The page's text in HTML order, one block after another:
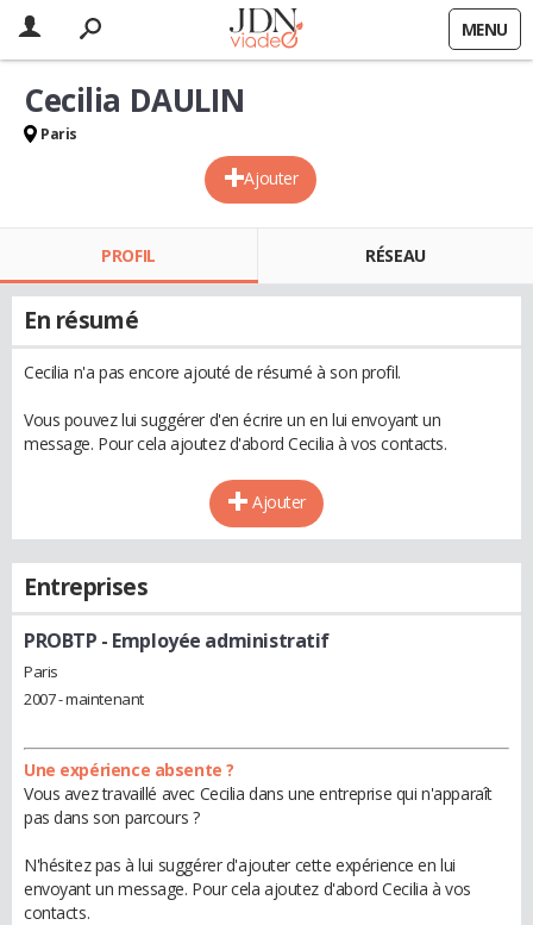
MENU
Ajouter
Cecilia DAULIN
Paris
PROFIL RÉSEAU
En résumé
Cecilia n'a pas encore ajouté de résumé à son profil.
Vous pouvez lui suggérer d'en écrire un en lui envoyant un
message. Pour cela ajoutez d'abord Cecilia à vos contacts.
Ajouter
Entreprises
PROBTP - Employée administratif
Paris
2007 - maintenant
Une expérience absente ?
Vous avez travaillé avec Cecilia dans une entreprise qui n'apparaît
pas dans son parcours ?
N'hésitez pas à lui suggérer d'ajouter cette expérience en lui
envoyant un message. Pour cela ajoutez d'abord Cecilia à vos
contacts.